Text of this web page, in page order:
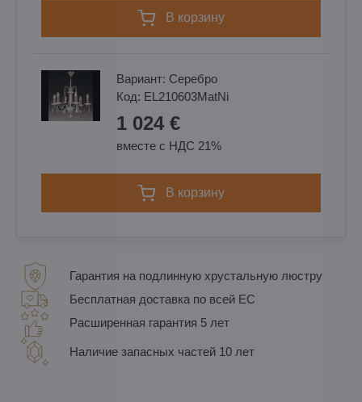
в корзину
Вариант: Cеребро
Код: EL210603MatNi
1 024 €
вместе с НДС 21%
в корзину
Гарантия на подлинную хрустальную люстру
Бесплатная доставка по всей ЕС
Расширенная гарантия 5 лет
Наличие запасных частей 10 лет